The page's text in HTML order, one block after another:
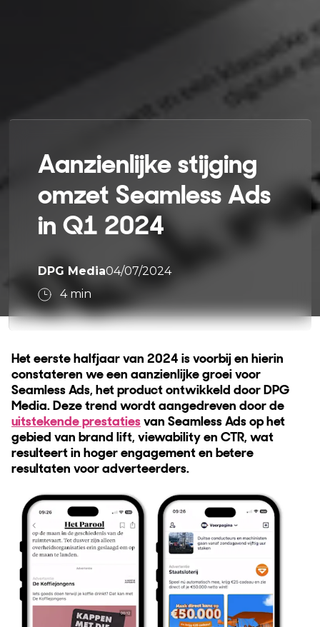
Aanzienlijke stijging
omzet Seamless Ads
in Q1 2024
DPG Media04/07/2024
4min
Het eerste halfjaar van 2024 is voorbij en hierin
constateren we een aanzienlijke groei voor
Seamless Ads, het product ontwikkeld door DPG
Media. Deze trend wordt aangedreven door de
uitstekende prestatiesvan Seamless Ads op het
gebied van brand lift, viewability en CTR, wat
resulteert in hoger engagement en betere
resultaten voor adverteerders.